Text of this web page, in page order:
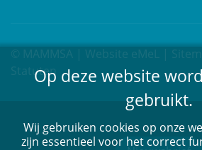
© MAMMSA | Website eMeL |
StatutenOp deze website
gebruikt.
Wij gebruiken cookies op onze
zijn essentieel voor het correct